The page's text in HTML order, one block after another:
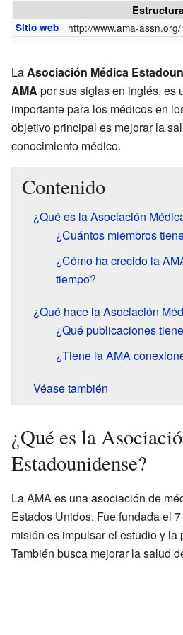
Estructura
Sitio web http://www.ama-assn.org/
LaAsociación Médica
AMA por sus siglas en inglés, es
importante para los médicos en
objetivo principal es mejorar la
conocimiento médico.
Contenido
¿Qué es la Asociación
¿Cuántos miembros
¿Cómo ha crecido la
tiempo?
¿Qué hace la Asociación
¿Qué publicaciones
¿Tiene la AMA
Véase también
¿Qué es la
Estadounidense?
La AMA es una asociación de
Estados Unidos. Fue fundada el
misión es impulsar el estudio y la
También busca mejorar la salud